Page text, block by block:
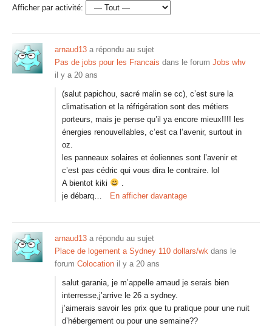
Afficher par activité:
arnaud13 a répondu au sujet
Pas de jobs pour les Francais dans le forum Jobs whv
il y a 20 ans
(salut papichou, sacré malin se cc), c’est sure la
climatisation et la réfrigération sont des métiers
porteurs, mais je pense qu’il ya encore mieux!!!! les
énergies renouvellables, c’est ca l’avenir, surtout in
oz.
les panneaux solaires et éoliennes sont l’avenir et
c’est pas cédric qui vous dira le contraire. lol
A bientot kiki
.
je débarq…
En afficher davantage
arnaud13 a répondu au sujet
Place de logement a Sydney 110 dollars/wk dans le
forum Colocation il y a 20 ans
salut garania, je m’appelle arnaud je serais bien
interresse,j’arrive le 26 a sydney.
j’aimerais savoir les prix que tu pratique pour une nuit
d’hébergement ou pour une semaine??